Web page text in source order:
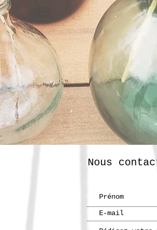
Nous